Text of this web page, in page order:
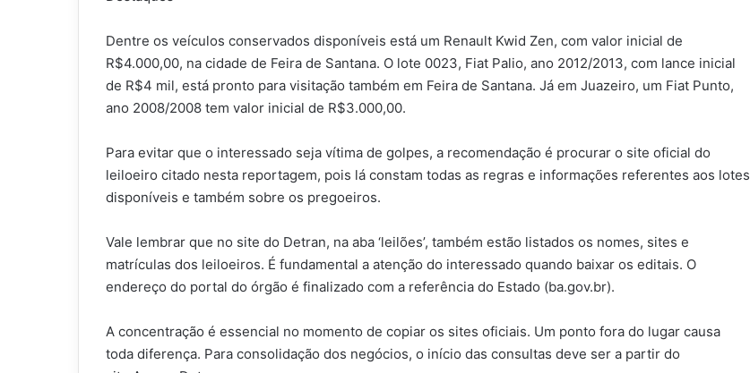
Dentre os veículos conservados disponíveis está um Renault Kwid Zen, com valor inicial de
R$4.000,00, na cidade de Feira de Santana. O lote 0023, Fiat Palio, ano 2012/2013, com lance inicial
de R$4 mil, está pronto para visitação também em Feira de Santana. Já em Juazeiro, um Fiat Punto,
ano 2008/2008 tem valor inicial de R$3.000,00.
Para evitar que o interessado seja vítima de golpes, a recomendação é procurar o site oficial do
leiloeiro citado nesta reportagem, pois lá constam todas as regras e informações referentes aos lotes
disponíveis e também sobre os pregoeiros.
Vale lembrar que no site do Detran, na aba ‘leilões’, também estão listados os nomes, sites e
matrículas dos leiloeiros. É fundamental a atenção do interessado quando baixar os editais. O
endereço do portal do órgão é finalizado com a referência do Estado (ba.gov.br).
A concentração é essencial no momento de copiar os sites oficiais. Um ponto fora do lugar causa
toda diferença. Para consolidação dos negócios, o início das consultas deve ser a partir do